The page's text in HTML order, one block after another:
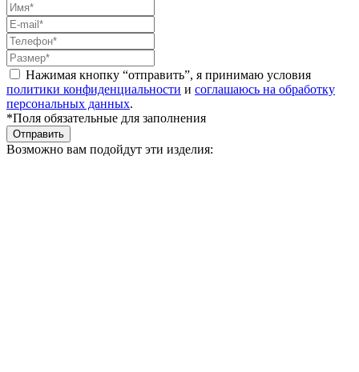
Нажимая кнопку “отправить”, я принимаю условия
политики конфиденциальности и соглашаюсь на обработку
персональных данных.
*Поля обязательные для заполнения
Отправить
Возможно вам подойдут эти изделия: